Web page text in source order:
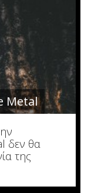
Metal
δεν θα
της